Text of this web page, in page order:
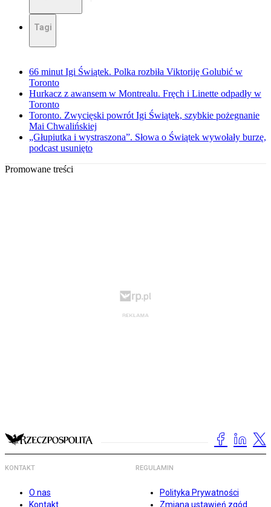
Tagi
66 minut Igi Świątek. Polka rozbiła Viktoriję Golubić w
Toronto
Hurkacz z awansem w Montrealu. Fręch i Linette odpadły w
Toronto
Toronto. Zwycięski powrót Igi Świątek, szybkie pożegnanie
Mai Chwalińskiej
„Głupiutka i wystraszona”. Słowa o Świątek wywołały burzę,
podcast usunięto
Promowane treści
KONTAKT
O nas
Kontakt
REGULAMIN
Polityka Prywatności
Zmiana ustawień zgód